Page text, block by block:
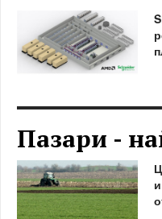
Пазари -